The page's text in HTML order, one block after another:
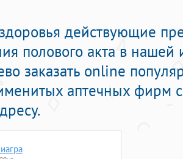
действующие
полового акта в нашей
заказать online
аптечных фирм с